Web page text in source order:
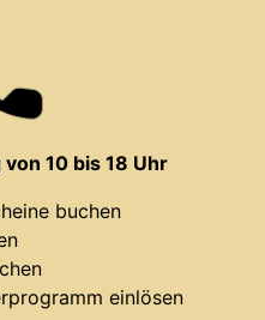
10 bis 18 Uhr
buchen
einlösen